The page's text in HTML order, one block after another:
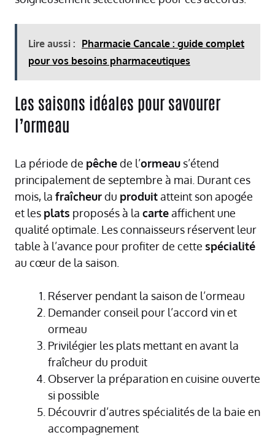
Lire aussi : Pharmacie Cancale : guide complet
pour vos besoins pharmaceutiques
Les saisons idéales pour savourer
l’ormeau
La période de pêchede l’ormeau s’étend
principalement de septembre à mai. Durant ces
mois, la fraîcheurdu produitatteint son apogée
et les plats proposés à la carteaffichent une
qualité optimale. Les connaisseurs réservent leur
table à l’avance pour profiter de cette spécialité
au cœur de la saison.
Réserver pendant la saison de l’ormeau
Demander conseil pour l’accord vin et
ormeau
Privilégier les plats mettant en avant la
fraîcheur du produit
Observer la préparation en cuisine ouverte
si possible
Découvrir d’autres spécialités de la baie en
accompagnement